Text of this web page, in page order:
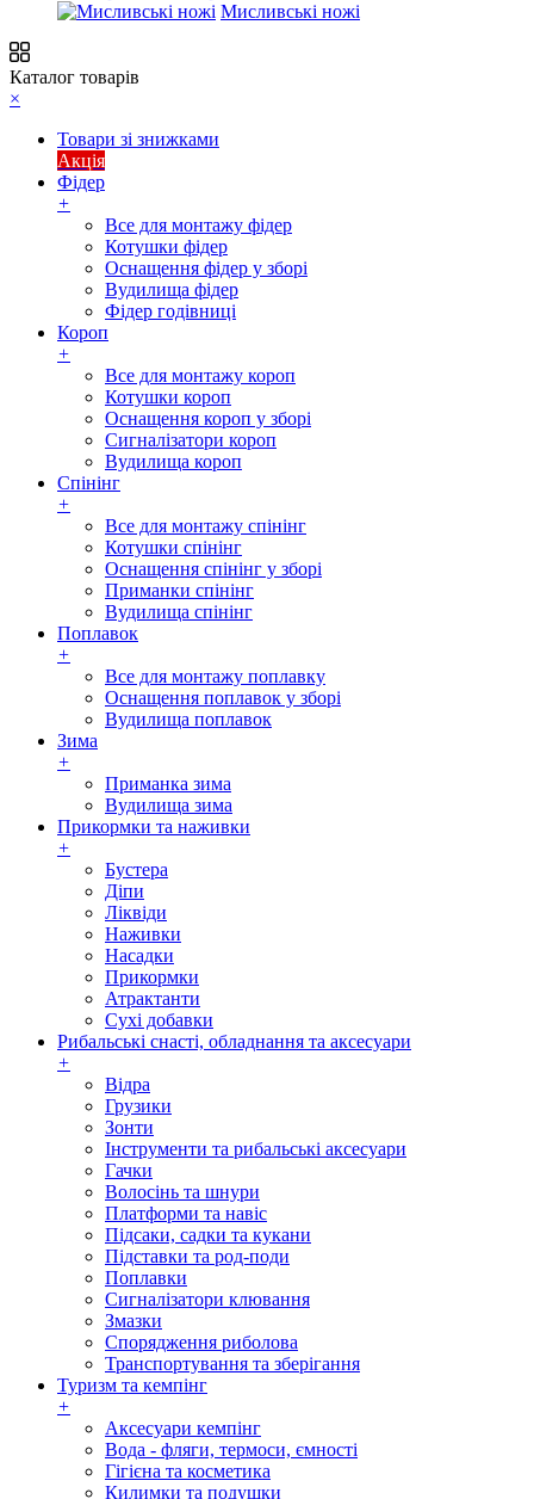
Мисливські ножі
Каталог товарів
×
Товари зі знижками
Акція
Фідер
+
Все для монтажу фідер
Котушки фідер
Оснащення фідер у зборі
Вудилища фідер
Фідер годівниці
Короп
+
Все для монтажу короп
Котушки короп
Оснащення короп у зборі
Сигналізатори короп
Вудилища короп
Спінінг
+
Все для монтажу спінінг
Котушки спінінг
Оснащення спінінг у зборі
Приманки спінінг
Вудилища спінінг
Поплавок
+
Все для монтажу поплавку
Оснащення поплавок у зборі
Вудилища поплавок
Зима
+
Приманка зима
Вудилища зима
Прикормки та наживки
+
Бустера
Діпи
Ліквіди
Наживки
Насадки
Прикормки
Атрактанти
Сухі добавки
Рибальські снасті, обладнання та аксесуари
+
Відра
Грузики
Зонти
Інструменти та рибальські аксесуари
Гачки
Волосінь та шнури
Платформи та навіс
Підсаки, садки та кукани
Підставки та род-поди
Поплавки
Сигналізатори клювання
Змазки
Спорядження риболова
Транспортування та зберігання
Туризм та кемпінг
+
Аксесуари кемпінг
Вода - фляги, термоси, ємності
Гігієна та косметика
Килимки та подушки